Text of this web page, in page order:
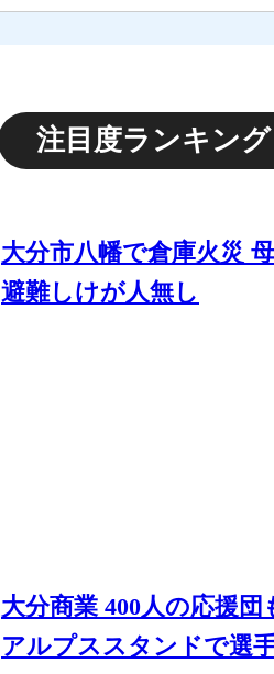
注目度ランキング
大分市八幡で倉庫火災
避難しけが人無し
大分商業 400人の応援
アルプススタンドで選